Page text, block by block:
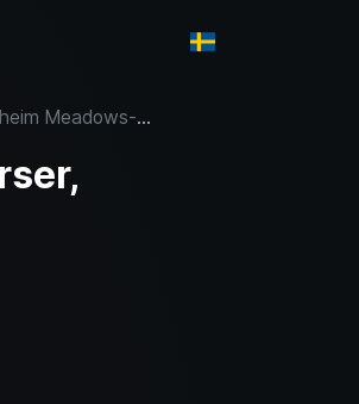
Valheim Meadows-guide: resurser, mat, fiender och Eikthyr